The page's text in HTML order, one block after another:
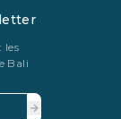
les
Bali